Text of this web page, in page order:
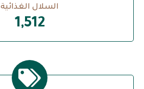
1,529
السلال الغذائية